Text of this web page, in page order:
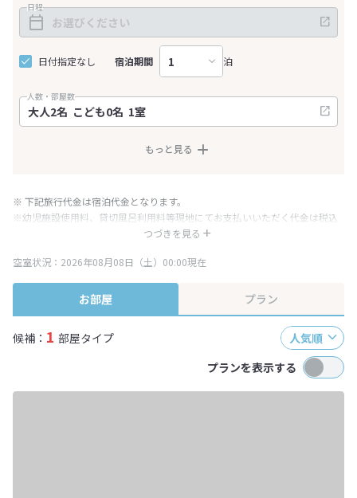
日程
日付指定なし 宿泊期間 泊
人数・部屋数
もっと見る
つづきを見る
※ 下記旅行代金は宿泊代金となります。
※幼児施設使用料、貸切風呂利用料等現地にてお支払いいただく代金は税込
み表記となりますが、消費税増税に伴い代金が一部変更となる場合がござい
※表示されている旅行代金・プラン内容は一定時間ごとに更新されます。最
終確認画面でご確認ください。
空室状況：2026年08月08日（土）00:00現在
お部屋 プラン
候補： 1 部屋タイプ
人気順
プランを表示する